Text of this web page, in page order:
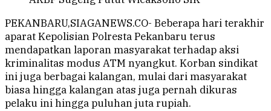
PEKANBARU,SIAGANEWS.CO- Beberapa hari terakhir
aparat Kepolisian Polresta Pekanbaru terus
mendapatkan laporan masyarakat terhadap aksi
kriminalitas modus ATM nyangkut. Korban sindikat
ini juga berbagai kalangan, mulai dari masyarakat
biasa hingga kalangan atas juga pernah dikuras
pelaku ini hingga puluhan juta rupiah.